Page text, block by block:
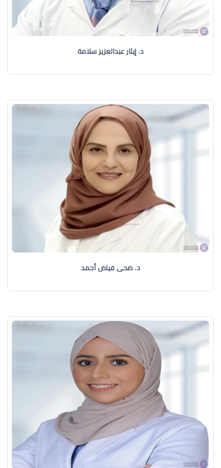
د. إيثار عبدالعزيز سلامة
د. ضحى فياض أحمد